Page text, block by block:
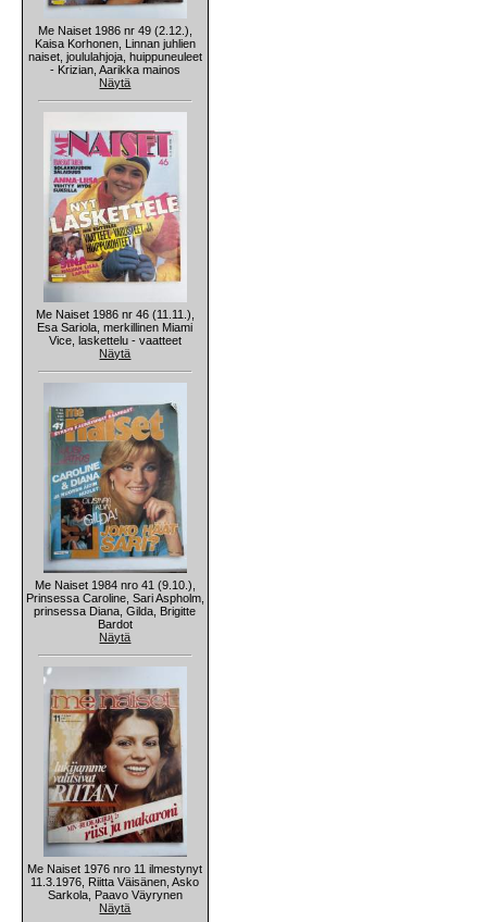
Me Naiset 1986 nr 49 (2.12.),
Kaisa Korhonen, Linnan juhlien
naiset, joululahjoja, huippuneuleet
- Krizian, Aarikka mainos
Näytä
Me Naiset 1986 nr 46 (11.11.),
Esa Sariola, merkillinen Miami
Vice, laskettelu - vaatteet
Näytä
Me Naiset 1984 nro 41 (9.10.),
Prinsessa Caroline, Sari Aspholm,
prinsessa Diana, Gilda, Brigitte
Bardot
Näytä
Me Naiset 1976 nro 11 ilmestynyt
11.3.1976, Riitta Väisänen, Asko
Sarkola, Paavo Väyrynen
Näytä